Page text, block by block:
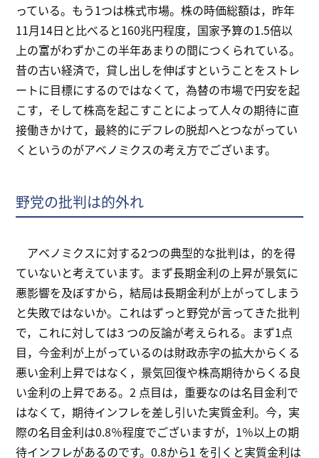
っている。もう1つは株式市場。株の時価総額は，昨年
11月14日と比べると160兆円程度，国家予算の1.5倍以
上の富がわずかこの半年あまりの間につくられている。
昔の古い経済で，貸し出しを伸ばすということをストレ
ートに目標にするのではなくて，為替の市場で円安を起
こす，そして株高を起こすことによって人々の期待に直
接働きかけて，最終的にデフレの脱却へとつながってい
くというのがアベノミクスの考え方でございます。
野党の批判は的外れ
アベノミクスに対する2つの典型的な批判は，的を得
ていないと考えています。まず長期金利の上昇が景気に
悪影響を及ぼすから，結局は長期金利が上がってしまう
と失敗ではないか。これはずっと野党が言ってきた批判
で，これに対しては3 つの反論が考えられる。まず1点
目，今金利が上がっているのは財政赤字の拡大からくる
悪い金利上昇ではなく，景気回復や株高期待からくる良
い金利の上昇である。2 点目は，重要なのは名目金利で
はなくて，期待インフレを差し引いた実質金利。今，実
際の名目金利は0.8％程度でございますが，1％以上の期
待インフレがあるのです。0.8から1 を引くと実質金利は